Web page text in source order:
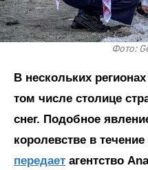
Фото:
В нескольких
том числе столице
снег. Подобное
королевстве в
передает агентство